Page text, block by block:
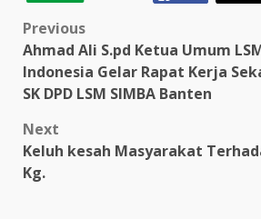
Post
navigation
Previous
Ahmad Ali S.pd Ketua Umum
Indonesia Gelar Rapat Kerja
SK DPD LSM SIMBA Banten
Next
Keluh kesah Masyarakat
Kg.